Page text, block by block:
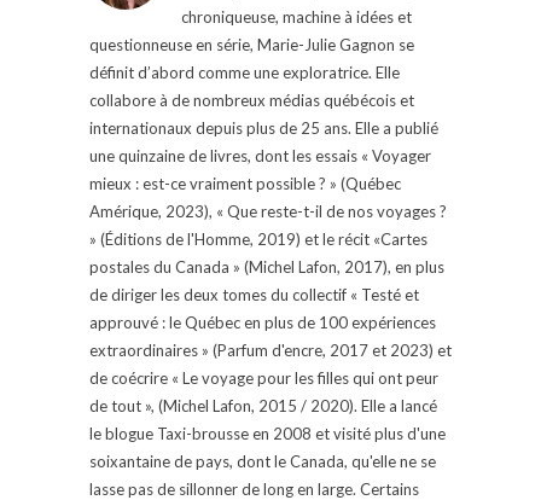
chroniqueuse, machine à idées et
questionneuse en série, Marie-Julie Gagnon se
définit d’abord comme une exploratrice. Elle
collabore à de nombreux médias québécois et
internationaux depuis plus de 25 ans. Elle a publié
une quinzaine de livres, dont les essais « Voyager
mieux : est-ce vraiment possible ? » (Québec
Amérique, 2023), « Que reste-t-il de nos voyages ?
» (Éditions de l'Homme, 2019) et le récit «Cartes
postales du Canada » (Michel Lafon, 2017), en plus
de diriger les deux tomes du collectif « Testé et
approuvé : le Québec en plus de 100 expériences
extraordinaires » (Parfum d'encre, 2017 et 2023) et
de coécrire « Le voyage pour les filles qui ont peur
de tout », (Michel Lafon, 2015 / 2020). Elle a lancé
le blogue Taxi-brousse en 2008 et visité plus d'une
soixantaine de pays, dont le Canada, qu'elle ne se
lasse pas de sillonner de long en large. Certains